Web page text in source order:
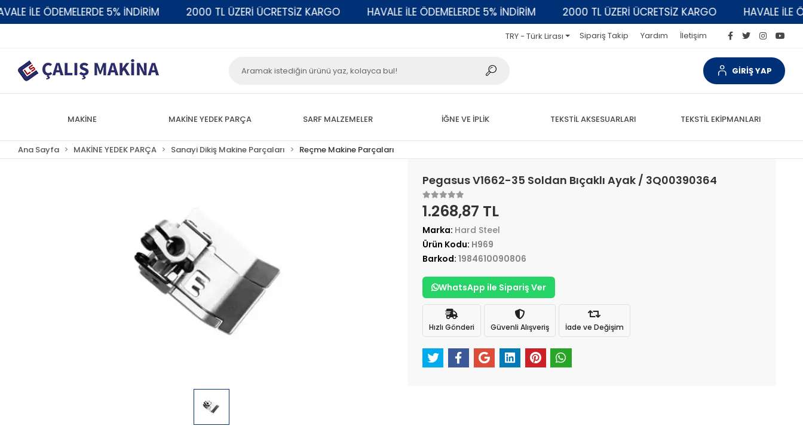
İLE ÖDEMELERDE 5% İNDİRİM 2000 TL ÜZERİ ÜCRETSİZ KARGO HAVALE İLE ÖDEMELERDE 5% İNDİRİM 2000 TL ÜZERİ ÜCRETSİZ KARGO HAVALE İLE
TRY - Türk Lirası Sipariş Takip Yardım İletişim
GİRİŞ YAP
MAKİNE MAKİNE YEDEK PARÇA SARF MALZEMELER İĞNE VE İPLİK TEKSTİL AKSESUARLARI TEKSTİL EKİPMANLARI
Ana Sayfa MAKİNE YEDEK PARÇA Sanayi Dikiş Makine Parçaları Reçme Makine Parçaları
Pegasus V1662-35 Soldan Bıçaklı Ayak / 3Q00390364
1.268,87 TL
Marka: Hard Steel
Ürün Kodu: H969
Barkod: 1984610090806
WhatsApp ile Sipariş Ver
Hızlı Gönderi Güvenli Alışveriş İade ve Değişim